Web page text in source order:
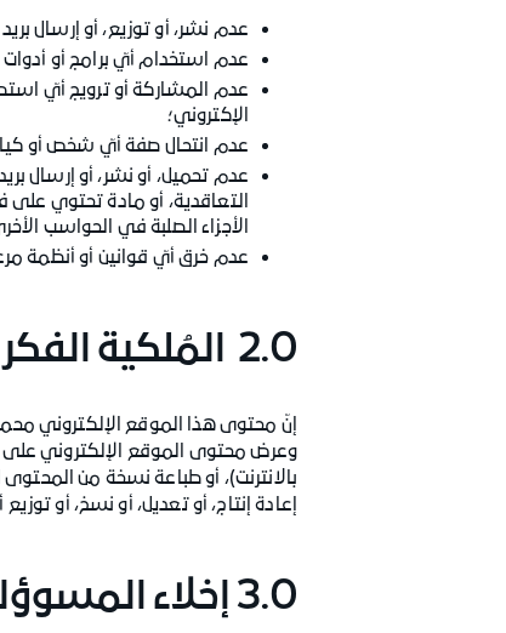
عدم نشر، أو توزيع، أو إرسال
عدم استخدام أيّ برامج أو أدوات
عدم المشاركة أو ترويج أيّ
الإكتروني؛
عدم انتحال صفة أيّ شخص أو
عدم تحميل، أو نشر، أو إرسال
التعاقدية، أو مادة تحتوي على
الأجزاء الصلبة في الحواسب
عدم خرق أيّ قوانين أو أنظمة
2.0 المُلكية الفكرية
إنّ محتوى هذا الموقع الإلكتروني
وعرض محتوى الموقع الإلكتروني
بالانترنت)، أو طباعة نسخة من
إعادة إنتاج، أو تعديل، أو نسخ، أو
3.0 إخلاء المسوؤلية